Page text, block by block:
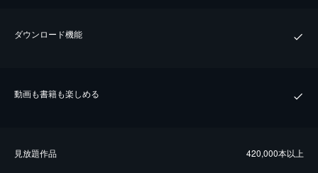
ダウンロード機能
動画も書籍も楽しめる
⾒放題作品 420,000本以上